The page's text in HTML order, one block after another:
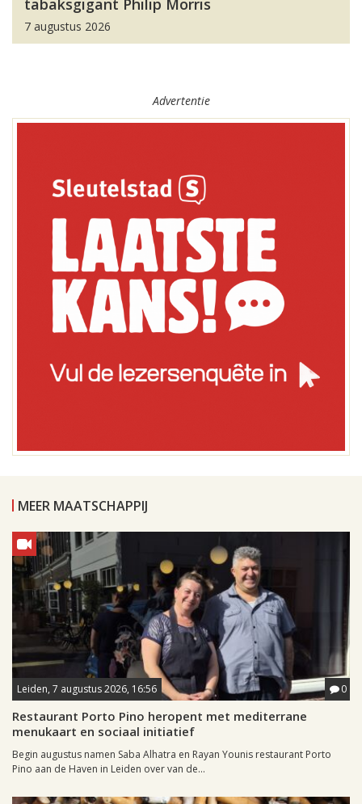
tabaksgigant Philip Morris
7 augustus 2026
Advertentie
MEER MAATSCHAPPIJ
Leiden, 7 augustus 2026, 16:56 0
Restaurant Porto Pino heropent met mediterrane
menukaart en sociaal initiatief
Begin augustus namen Saba Alhatra en Rayan Younis restaurant Porto
Pino aan de Haven in Leiden over van de...